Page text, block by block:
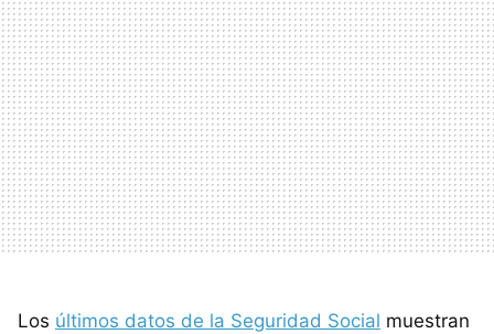
Los últimos datos de la Seguridad Social muestran